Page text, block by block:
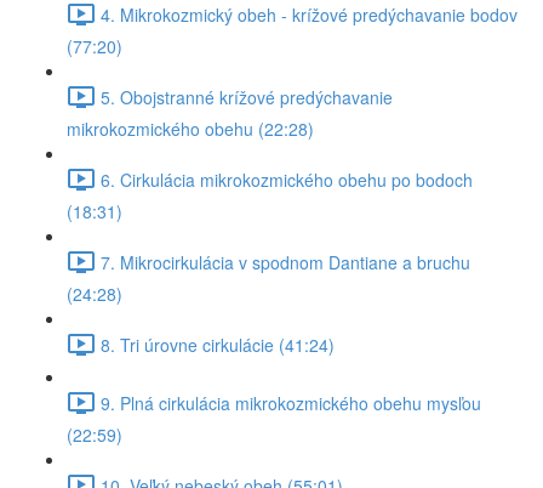
4. Mikrokozmický obeh - krížové predýchavanie bodov
(77:20)
5. Obojstranné krížové predýchavanie
mikrokozmického obehu (22:28)
6. Cirkulácia mikrokozmického obehu po bodoch
(18:31)
7. Mikrocirkulácia v spodnom Dantiane a bruchu
(24:28)
8. Tri úrovne cirkulácie (41:24)
9. Plná cirkulácia mikrokozmického obehu mysľou
(22:59)